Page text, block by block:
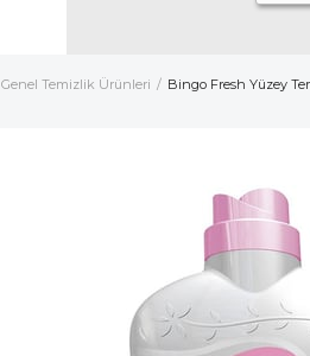
Genel Temizlik Ürünleri Bingo Fresh Yüzey